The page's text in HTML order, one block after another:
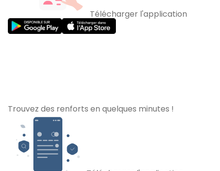
Télécharger l'application
Trouvez des renforts en quelques minutes !